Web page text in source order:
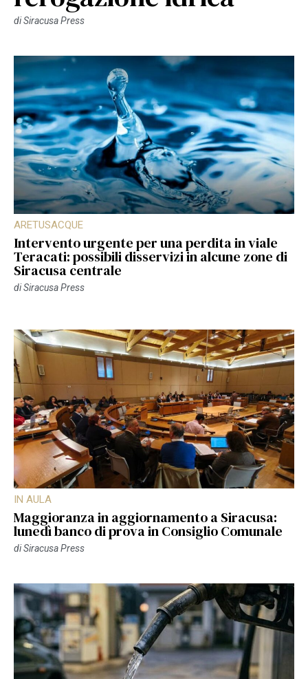
diSiracusa Press
ARETUSACQUE
Intervento urgente per una perdita in viale
Teracati: possibili disservizi in alcune zone di
Siracusa centrale
diSiracusa Press
IN AULA
Maggioranza in aggiornamento a Siracusa:
lunedì banco di prova in Consiglio Comunale
diSiracusa Press